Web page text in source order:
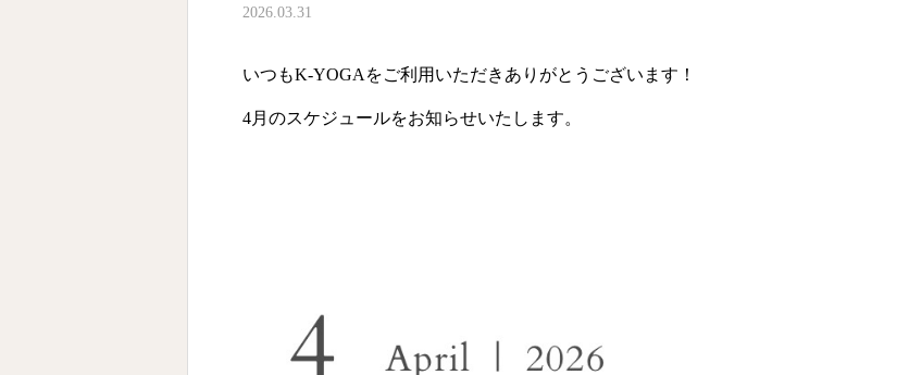
2026.03.31
いつもK-YOGAをご利用いただきありがとうございます！
4月のスケジュールをお知らせいたします。